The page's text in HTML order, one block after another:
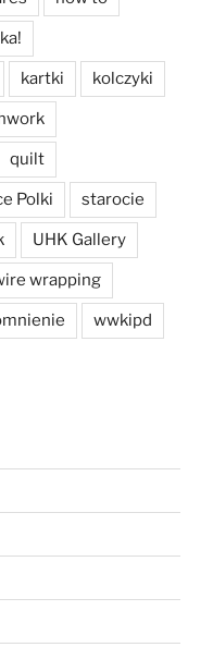
kartki kolczyki
quilt
Polki starocie
UHK Gallery
wrapping
wwkipd